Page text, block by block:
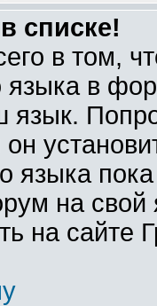
списке!
в том,
языка в
языка
на
на сайте